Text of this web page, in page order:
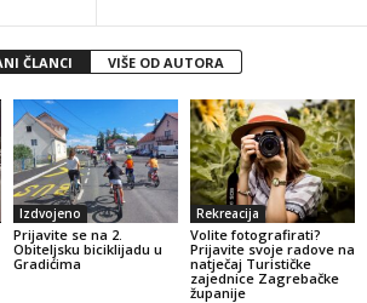
ČLANCI VIŠE OD AUTORA
Izdvojeno
Prijavite se na 2.
Obiteljsku biciklijadu u
Gradićima
Rekreacija
Volite fotografirati?
Prijavite svoje radove na
natječaj Turističke
zajednice Zagrebačke
županije